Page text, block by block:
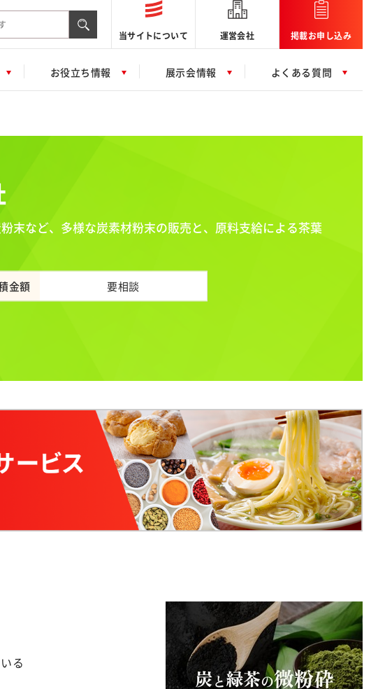
力 当サイトについて 運営会社 掲載お申し込み
お役立ち情報 展示会情報 よくある質問
末など、多様な炭素材粉末の販売と、原料支給による茶葉
金額 要相談
る